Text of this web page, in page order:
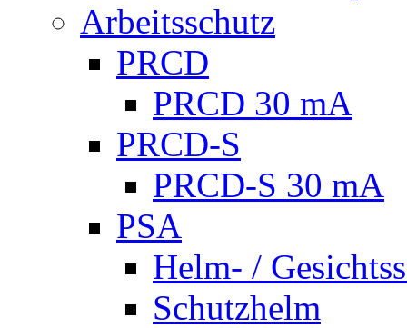
Arbeitsschutz
PRCD
PRCD 30 mA
PRCD-S
PRCD-S 30 mA
PSA
Helm- /
Schutzhelm